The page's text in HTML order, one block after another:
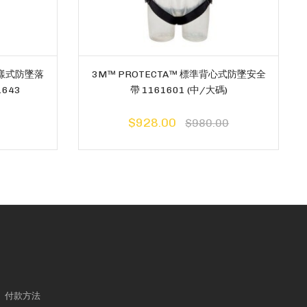
式防墜落
3M™ PROTECTA™ 標準背心式防墜安全
帶 1161601 (中/大碼)
$928.00 $980.00
付款方法